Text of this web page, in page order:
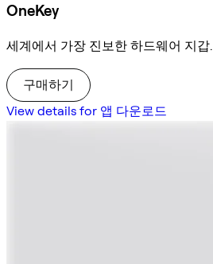
OneKey
세계에서 가장 진보한 하드웨어 지갑.
구매하기
View details for 앱 다운로드